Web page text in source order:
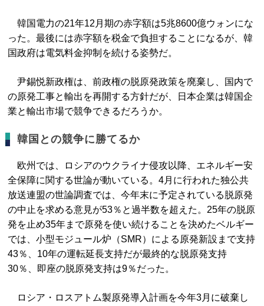
韓国電力の21年12月期の赤字額は5兆8600億ウォンにな
った。最後には赤字額を税金で負担することになるが、韓
国政府は電気料金抑制を続ける姿勢だ。
尹錫悦新政権は、前政権の脱原発政策を廃棄し、国内で
の原発工事と輸出を再開する方針だが、日本企業は韓国企
業と輸出市場で競争できるだろうか。
韓国との競争に勝てるか
欧州では、ロシアのウクライナ侵攻以降、エネルギー安
全保障に関する世論が動いている。4月に行われた独公共
放送連盟の世論調査では、今年末に予定されている脱原発
の中止を求める意見が53％と過半数を超えた。25年の脱原
発を止め35年まで原発を使い続けることを決めたベルギー
では、小型モジュール炉（SMR）による原発新設まで支持
43％、10年の運転延長支持だが最終的な脱原発支持
30％、即座の脱原発支持は9％だった。
ロシア・ロスアトム製原発導入計画を今年3月に破棄し